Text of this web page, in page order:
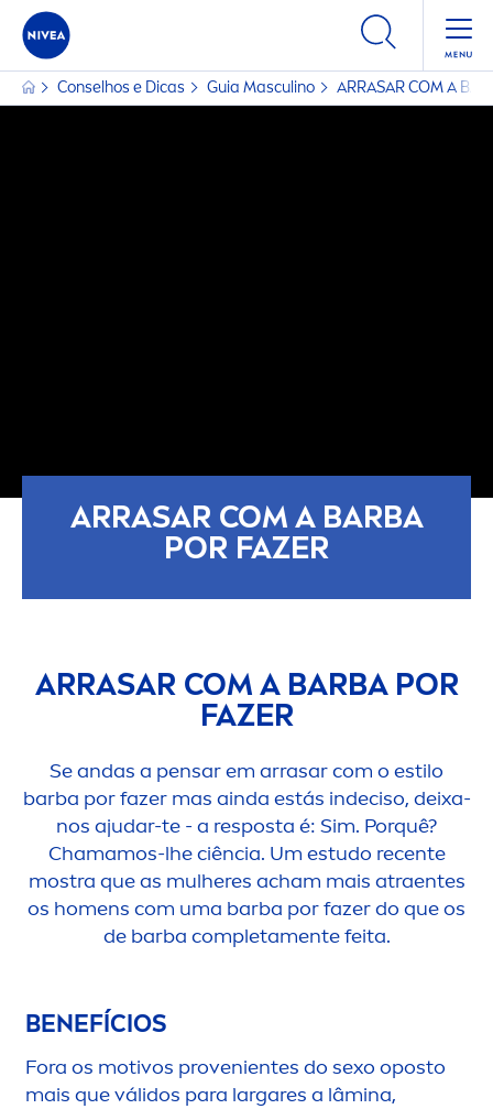
Conselhos e Dicas Guia Masculino ARRASAR COM A
ARRASAR COM A BARBA
POR FAZER
ARRASAR COM A BARBA POR
FAZER
Se andas a pensar em arrasar com o estilo
barba por fazer mas ainda estás indeciso, deixa-
nos ajudar-te - a resposta é: Sim. Porquê?
Chamamos-lhe ciência. Um estudo recente
mostra que as mulheres acham mais atraentes
os homens com uma barba por fazer do que os
de barba completamente feita.
BENEFÍCIOS
Fora os motivos provenientes do sexo oposto
mais que válidos para largares a lâmina,